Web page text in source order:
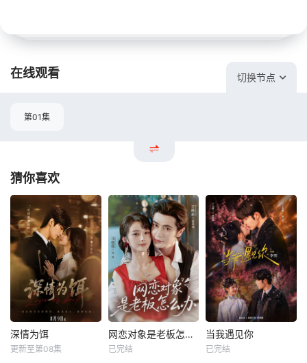
在线观看 切换节点
第01集
猜你喜欢
深情为饵
更新至第08集
网恋对象是老板怎么办
已完结
当我遇见你
已完结